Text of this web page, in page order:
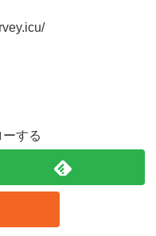
する